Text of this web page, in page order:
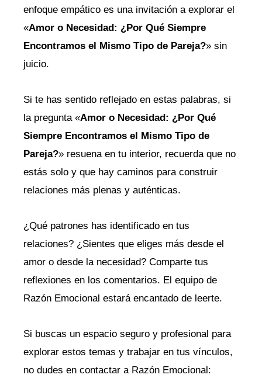
enfoque empático es una invitación a explorar el
«Amor o Necesidad: ¿Por Qué Siempre
Encontramos el Mismo Tipo de Pareja?» sin
juicio.
Si te has sentido reflejado en estas palabras, si
la pregunta «Amor o Necesidad: ¿Por Qué
Siempre Encontramos el Mismo Tipo de
Pareja?» resuena en tu interior, recuerda que no
estás solo y que hay caminos para construir
relaciones más plenas y auténticas.
¿Qué patrones has identificado en tus
relaciones? ¿Sientes que eliges más desde el
amor o desde la necesidad? Comparte tus
reflexiones en los comentarios. El equipo de
Razón Emocional estará encantado de leerte.
Si buscas un espacio seguro y profesional para
explorar estos temas y trabajar en tus vínculos,
no dudes en contactar a Razón Emocional: